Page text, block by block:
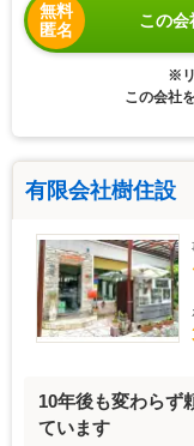
無料
匿名
この会
※リ
この会社
有限会社樹住設
10年後も変わらず
ています